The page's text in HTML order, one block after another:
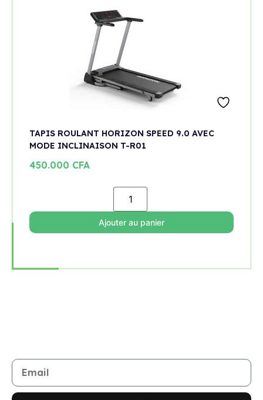
TAPIS ROULANT HORIZON SPEED 9.0 AVEC
MODE INCLINAISON T-R01
450.000 CFA
Ajouter au panier